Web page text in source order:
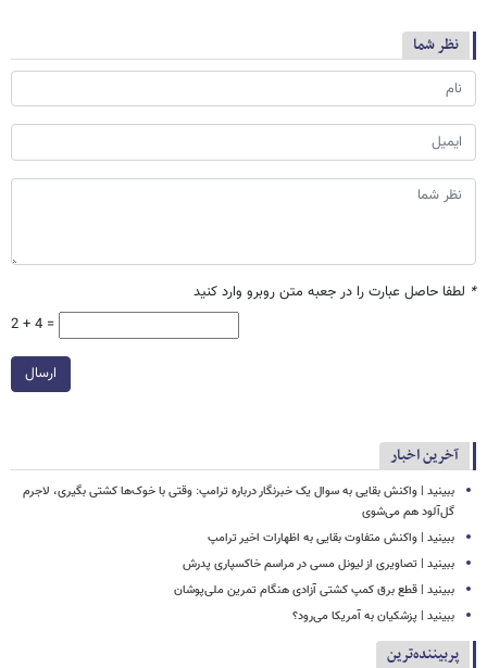
نظر شما
* لطفا حاصل عبارت را در جعبه متن روبرو وارد کنید
2 + 4 =
ارسال
آخرین اخبار
ببینید | واکنش بقایی به سوال یک خبرنگار درباره ترامپ: وقتی با خوک‌ها کشتی بگیری، لاجرم
گل‌آلود هم می‌شوی
ببینید | واکنش متفاوت بقایی به اظهارات اخیر ترامپ
ببینید | تصاویری از لیونل مسی در مراسم خاکسپاری پدرش
ببینید | قطع برق کمپ کشتی آزادی هنگام تمرین ملی‌پوشان
ببینید | پزشکیان به آمریکا می‌رود؟
پربیننده‌ترین